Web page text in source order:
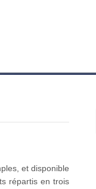
et disponible
répartis en trois